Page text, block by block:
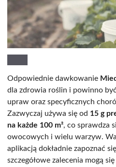
Odpowiednie dawkowanie
dla zdrowia roślin i powinno
upraw oraz specyficznych
Zazwyczaj używa się od 15 g
na każde 100 m², co sprawdza
owocowych i wielu warzyw.
aplikacją dokładnie zapoznać
szczegółowe zalecenia mogą